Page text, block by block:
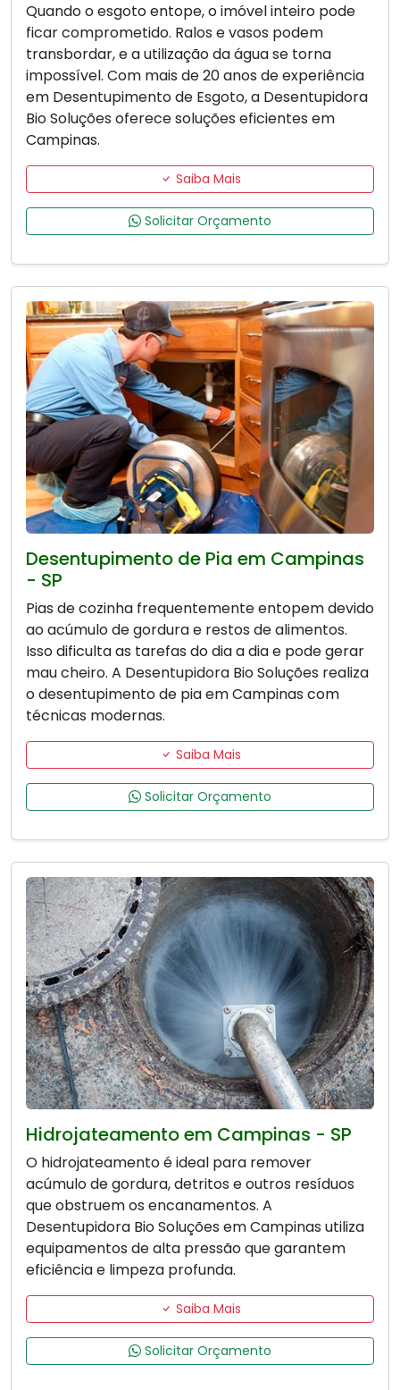
Quando o esgoto entope, o imóvel inteiro pode
ficar comprometido. Ralos e vasos podem
transbordar, e a utilização da água se torna
impossível. Com mais de 20 anos de experiência
em Desentupimento de Esgoto, a Desentupidora
Bio Soluções oferece soluções eficientes em
Campinas.
Saiba Mais
Solicitar Orçamento
Desentupimento de Pia em Campinas
- SP
Pias de cozinha frequentemente entopem devido
ao acúmulo de gordura e restos de alimentos.
Isso dificulta as tarefas do dia a dia e pode gerar
mau cheiro. A Desentupidora Bio Soluções realiza
o desentupimento de pia em Campinas com
técnicas modernas.
Saiba Mais
Solicitar Orçamento
Hidrojateamento em Campinas - SP
O hidrojateamento é ideal para remover
acúmulo de gordura, detritos e outros resíduos
que obstruem os encanamentos. A
Desentupidora Bio Soluções em Campinas utiliza
equipamentos de alta pressão que garantem
eficiência e limpeza profunda.
Saiba Mais
Solicitar Orçamento